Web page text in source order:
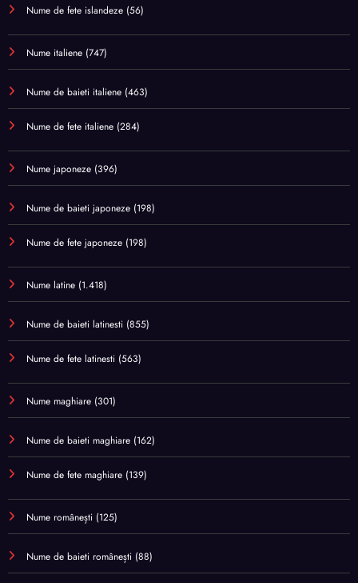
Nume de fete islandeze (56)
Nume italiene (747)
Nume de baieti italiene (463)
Nume de fete italiene (284)
Nume japoneze (396)
Nume de baieti japoneze (198)
Nume de fete japoneze (198)
Nume latine (1.418)
Nume de baieti latinesti (855)
Nume de fete latinesti (563)
Nume maghiare (301)
Nume de baieti maghiare (162)
Nume de fete maghiare (139)
Nume românești (125)
Nume de baieti românești (88)